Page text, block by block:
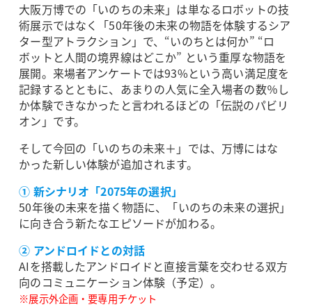
大阪万博での「いのちの未来」は単なるロボットの技
術展示ではなく「50年後の未来の物語を体験するシア
ター型アトラクション」で、“いのちとは何か” “ロ
ボットと人間の境界線はどこか” という重厚な物語を
展開。来場者アンケートでは93%という高い満足度を
記録するとともに、あまりの人気に全入場者の数％し
か体験できなかったと言われるほどの「伝説のパビリ
オン」です。
そして今回の「いのちの未来＋」では、万博にはな
かった新しい体験が追加されます。
① 新シナリオ「2075年の選択」
50年後の未来を描く物語に、「いのちの未来の選択」
に向き合う新たなエピソードが加わる。
② アンドロイドとの対話
AIを搭載したアンドロイドと直接言葉を交わせる双方
向のコミュニケーション体験（予定）。
※展示外企画・要専用チケット